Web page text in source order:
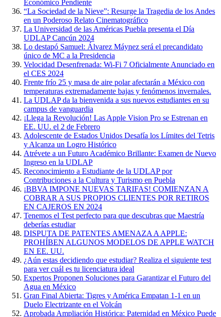
Económico Pendiente
“La Sociedad de la Nieve”: Resurge la Tragedia de los Andes
en un Poderoso Relato Cinematográfico
La Universidad de las Américas Puebla presenta el Día
UDLAP Cancún 2024
Lo destapó Samuel: Álvarez Máynez será el precandidato
único de MC a la Presidencia
Velocidad Desenfrenada: Wi-Fi 7 Oficialmente Anunciado en
el CES 2024
Frente frío 25 y masa de aire polar afectarán a México con
temperaturas extremadamente bajas y fenómenos invernales.
La UDLAP da la bienvenida a sus nuevos estudiantes en su
campus de vanguardia
¡Llega la Revolución! Las Apple Vision Pro se Estrenan en
EE. UU. el 2 de Febrero
Adolescente de Estados Unidos Desafía los Límites del Tetris
y Alcanza un Logro Histórico
Atrévete a un Futuro Académico Brillante: Examen de Nuevo
Ingreso en la UDLAP
Reconocimiento a Estudiante de la UDLAP por
Contribuciones a la Cultura y Turismo en Puebla
¡BBVA IMPONE NUEVAS TARIFAS! COMIENZAN A
COBRAR A SUS PROPIOS CLIENTES POR RETIROS
EN CAJEROS EN 2024
Tenemos el Test perfecto para que descubras que Maestría
deberías estudiar
DISPUTA DE PATENTES AMENAZA A APPLE:
PROHÍBEN ALGUNOS MODELOS DE APPLE WATCH
EN EE. UU.
¿Aún estas decidiendo que estudiar? Realiza el siguiente test
para ver cuál es tu licenciatura ideal
Expertos Proponen Soluciones para Garantizar el Futuro del
Agua en México
Gran Final Abierta: Tigres y América Empatan 1-1 en un
Duelo Electrizante en el Volcán
Aprobada Ampliación Histórica: Paternidad en México Puede